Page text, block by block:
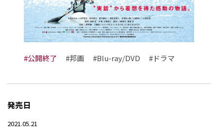
#公開終了 #邦画 #Blu-ray/DVD #ドラマ
発売日
2021.05.21